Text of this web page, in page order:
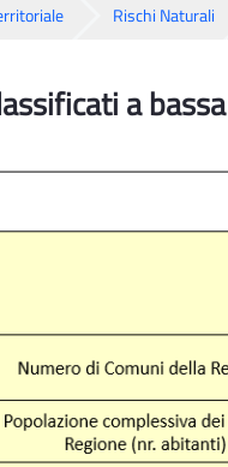
Rischi Naturali
Ind. 3 - Rsa
a